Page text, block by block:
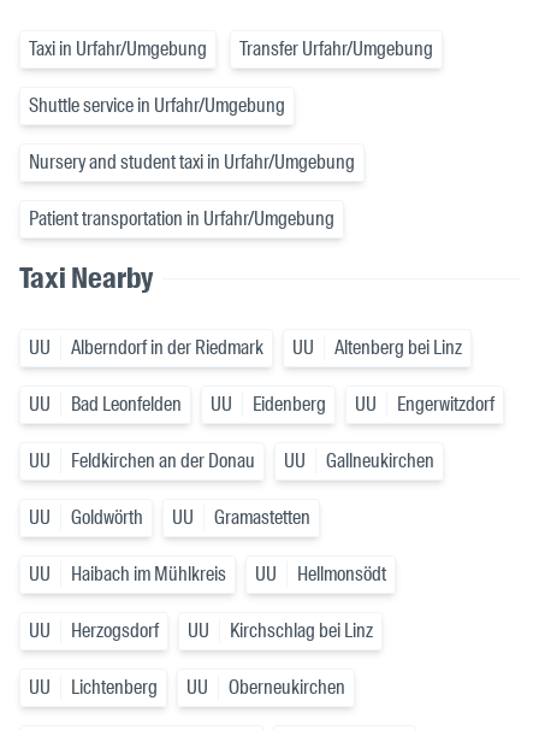
Taxi in Urfahr/Umgebung Transfer Urfahr/Umgebung
Shuttle service in Urfahr/Umgebung
Nursery and student taxi in Urfahr/Umgebung
Patient transportation in Urfahr/Umgebung
Taxi Nearby
UU Alberndorf in der Riedmark UU Altenberg bei Linz
UU Bad Leonfelden UU Eidenberg UU Engerwitzdorf
UU Feldkirchen an der Donau UU Gallneukirchen
UU Goldwörth UU Gramastetten
UU Haibach im Mühlkreis UU Hellmonsödt
UU Herzogsdorf UU Kirchschlag bei Linz
UU Lichtenberg UU Oberneukirchen